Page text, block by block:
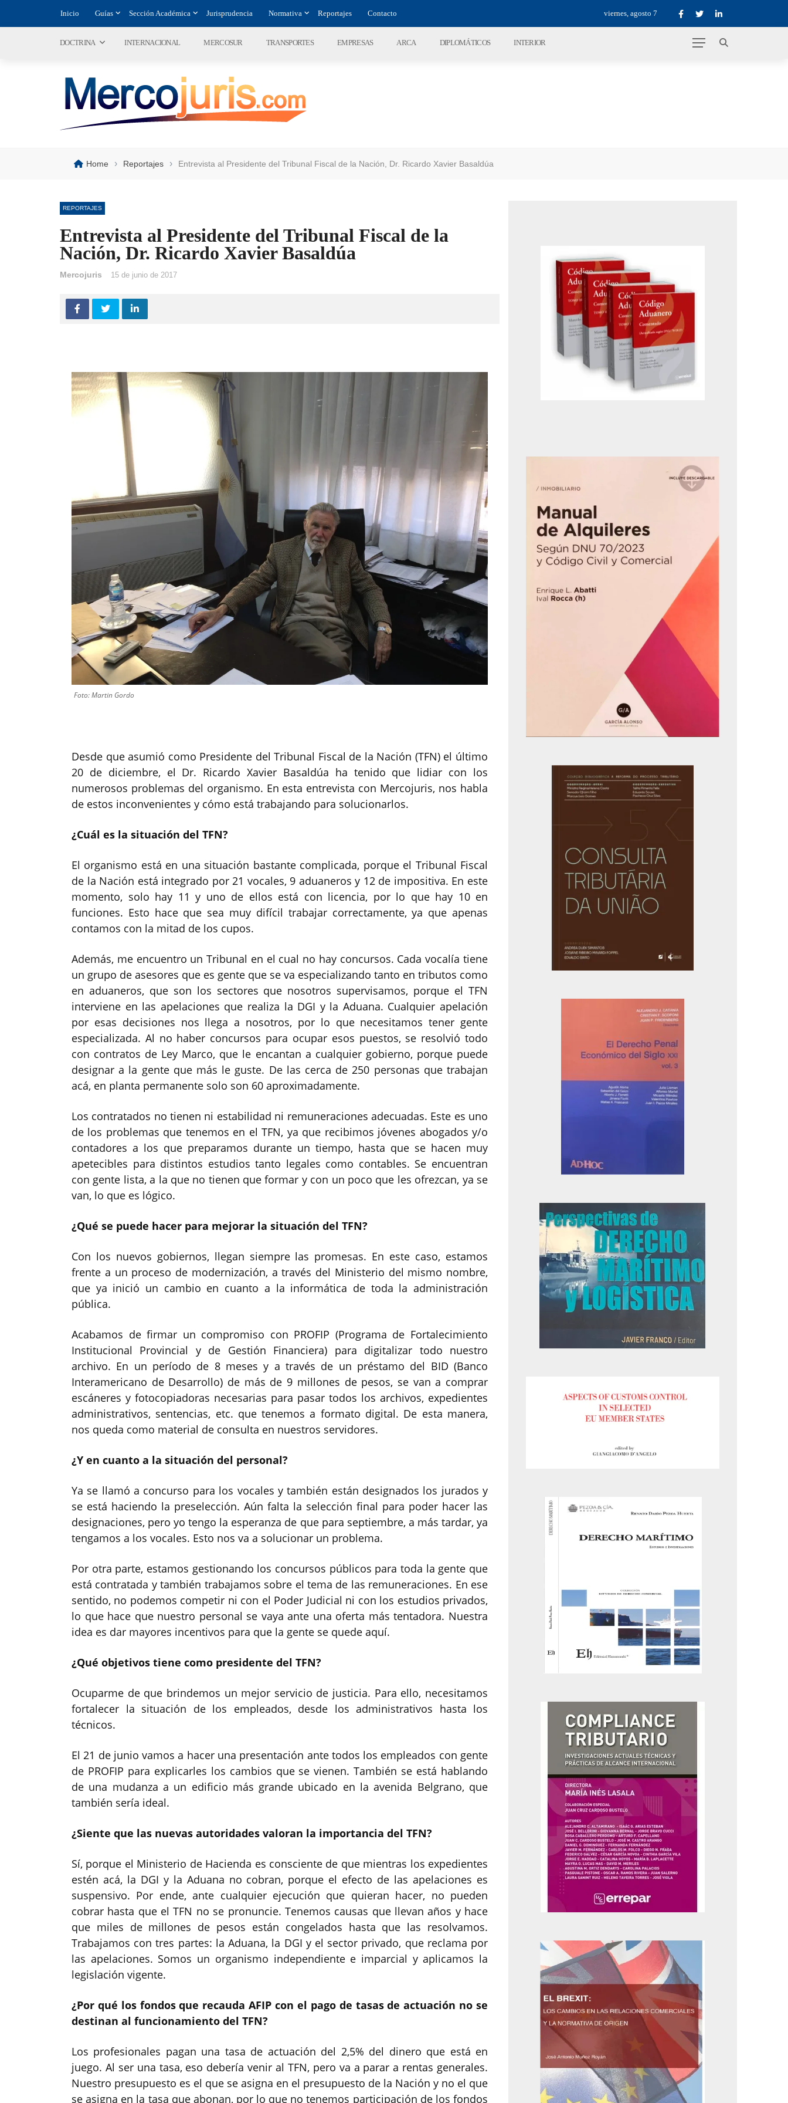
Inicio Guías Sección Académica Jurisprudencia Normativa Reportajes Contacto viernes, agosto 7
DOCTRINA INTERNACIONAL MERCOSUR TRANSPORTES EMPRESAS ARCA DIPLOMÁTICOS INTERIOR
Home › Reportajes › Entrevista al Presidente del Tribunal Fiscal de la Nación, Dr. Ricardo Xavier Basaldúa
REPORTAJES
Entrevista al Presidente del Tribunal Fiscal de la
Nación, Dr. Ricardo Xavier Basaldúa
Mercojuris 15 de junio de 2017
Foto: Martin Gordo
Desde que asumió como Presidente del Tribunal Fiscal de la Nación (TFN) el último
20 de diciembre, el Dr. Ricardo Xavier Basaldúa ha tenido que lidiar con los
numerosos problemas del organismo. En esta entrevista con Mercojuris, nos habla
de estos inconvenientes y cómo está trabajando para solucionarlos.
¿Cuál es la situación del TFN?
El organismo está en una situación bastante complicada, porque el Tribunal Fiscal
de la Nación está integrado por 21 vocales, 9 aduaneros y 12 de impositiva. En este
momento, solo hay 11 y uno de ellos está con licencia, por lo que hay 10 en
funciones. Esto hace que sea muy difícil trabajar correctamente, ya que apenas
contamos con la mitad de los cupos.
Además, me encuentro un Tribunal en el cual no hay concursos. Cada vocalía tiene
un grupo de asesores que es gente que se va especializando tanto en tributos como
en aduaneros, que son los sectores que nosotros supervisamos, porque el TFN
interviene en las apelaciones que realiza la DGI y la Aduana. Cualquier apelación
por esas decisiones nos llega a nosotros, por lo que necesitamos tener gente
especializada. Al no haber concursos para ocupar esos puestos, se resolvió todo
con contratos de Ley Marco, que le encantan a cualquier gobierno, porque puede
designar a la gente que más le guste. De las cerca de 250 personas que trabajan
acá, en planta permanente solo son 60 aproximadamente.
Los contratados no tienen ni estabilidad ni remuneraciones adecuadas. Este es uno
de los problemas que tenemos en el TFN, ya que recibimos jóvenes abogados y/o
contadores a los que preparamos durante un tiempo, hasta que se hacen muy
apetecibles para distintos estudios tanto legales como contables. Se encuentran
con gente lista, a la que no tienen que formar y con un poco que les ofrezcan, ya se
van, lo que es lógico.
¿Qué se puede hacer para mejorar la situación del TFN?
Con los nuevos gobiernos, llegan siempre las promesas. En este caso, estamos
frente a un proceso de modernización, a través del Ministerio del mismo nombre,
que ya inició un cambio en cuanto a la informática de toda la administración
pública.
Acabamos de firmar un compromiso con PROFIP (Programa de Fortalecimiento
Institucional Provincial y de Gestión Financiera) para digitalizar todo nuestro
archivo. En un período de 8 meses y a través de un préstamo del BID (Banco
Interamericano de Desarrollo) de más de 9 millones de pesos, se van a comprar
escáneres y fotocopiadoras necesarias para pasar todos los archivos, expedientes
administrativos, sentencias, etc. que tenemos a formato digital. De esta manera,
nos queda como material de consulta en nuestros servidores.
¿Y en cuanto a la situación del personal?
Ya se llamó a concurso para los vocales y también están designados los jurados y
se está haciendo la preselección. Aún falta la selección final para poder hacer las
designaciones, pero yo tengo la esperanza de que para septiembre, a más tardar, ya
tengamos a los vocales. Esto nos va a solucionar un problema.
Por otra parte, estamos gestionando los concursos públicos para toda la gente que
está contratada y también trabajamos sobre el tema de las remuneraciones. En ese
sentido, no podemos competir ni con el Poder Judicial ni con los estudios privados,
lo que hace que nuestro personal se vaya ante una oferta más tentadora. Nuestra
idea es dar mayores incentivos para que la gente se quede aquí.
¿Qué objetivos tiene como presidente del TFN?
Ocuparme de que brindemos un mejor servicio de justicia. Para ello, necesitamos
fortalecer la situación de los empleados, desde los administrativos hasta los
técnicos.
El 21 de junio vamos a hacer una presentación ante todos los empleados con gente
de PROFIP para explicarles los cambios que se vienen. También se está hablando
de una mudanza a un edificio más grande ubicado en la avenida Belgrano, que
también sería ideal.
¿Siente que las nuevas autoridades valoran la importancia del TFN?
Sí, porque el Ministerio de Hacienda es consciente de que mientras los expedientes
estén acá, la DGI y la Aduana no cobran, porque el efecto de las apelaciones es
suspensivo. Por ende, ante cualquier ejecución que quieran hacer, no pueden
cobrar hasta que el TFN no se pronuncie. Tenemos causas que llevan años y hace
que miles de millones de pesos están congelados hasta que las resolvamos.
Trabajamos con tres partes: la Aduana, la DGI y el sector privado, que reclama por
las apelaciones. Somos un organismo independiente e imparcial y aplicamos la
legislación vigente.
¿Por qué los fondos que recauda AFIP con el pago de tasas de actuación no se
destinan al funcionamiento del TFN?
Los profesionales pagan una tasa de actuación del 2,5% del dinero que está en
juego. Al ser una tasa, eso debería venir al TFN, pero va a parar a rentas generales.
Nuestro presupuesto es el que se asigna en el presupuesto de la Nación y no el que
se asigna en la tasa que abonan, por lo que no tenemos participación de los fondos